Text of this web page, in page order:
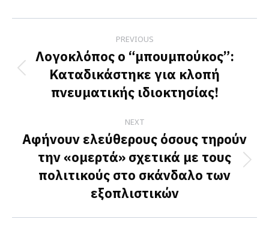
Facebook
X
LinkedIn
navigation
PREVIOUS
Previous
post:
Λογοκλόπος ο “μπουμπούκος”:
Καταδικάστηκε για κλοπή
πνευματικής ιδιοκτησίας!
NEXT
Next
post:
Αφήνουν ελεύθερους όσους τηρούν
την «ομερτά» σχετικά με τους
πολιτικούς στο σκάνδαλο των
εξοπλιστικών